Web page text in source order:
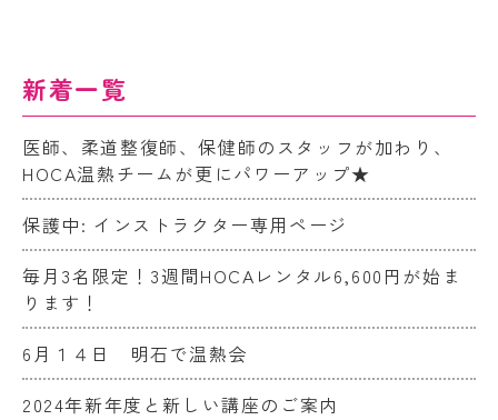
新着一覧
医師、柔道整復師、保健師のスタッフが加わり、
HOCA温熱チームが更にパワーアップ★
保護中: インストラクター専用ページ
毎月3名限定！3週間HOCAレンタル6,600円が始ま
ります！
6月１４日 明石で温熱会
2024年新年度と新しい講座のご案内